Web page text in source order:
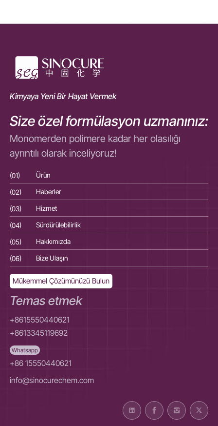
Kimyaya Yeni Bir Hayat Vermek
Size özel formülasyon uzmanınız:
Monomerden polimere kadar her olasılığı
ayrıntılı olarak inceliyoruz!
(01) Ürün
(02)
Haberler
(03)
Hizmet
(04)
Sürdürülebilirlik
(05)
Hakkımızda
(06)
Bize Ulaşın
Mükemmel Çözümünüzü Bulun
Temas etmek
+8615550440621
+8613345119692
Whatsapp
+86 15550440621
info@sinocurechem.com